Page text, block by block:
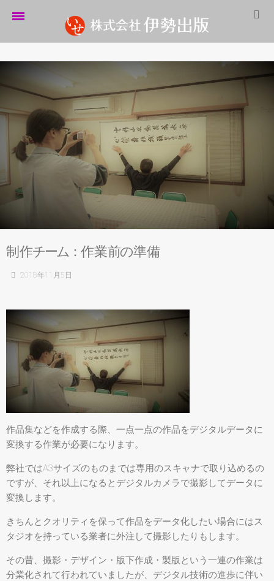
伊勢出版だより
企業情報
お問い合わせ
サイトマップ
制 作チーム： 作業前の準備
2018年11月5日
作品集などを作成する際、一点一点の作品をデジタルデータに
変換する作業が必要になります。
弊社ではA3サイズのものまでは専用のスキャナで取り込めるの
ですが、それ以上になるとデジタルカメラで撮影してデータに
変換します。
きちんとクオリティを保って作品をデータ化したい場合にはス
タジオを持っている業者に外注して撮影したりもします。
その昔、撮影・デザイン・版下作成・製版という一連の作業は
分業化されて行われていましたが、デジタル技術の進歩に伴い